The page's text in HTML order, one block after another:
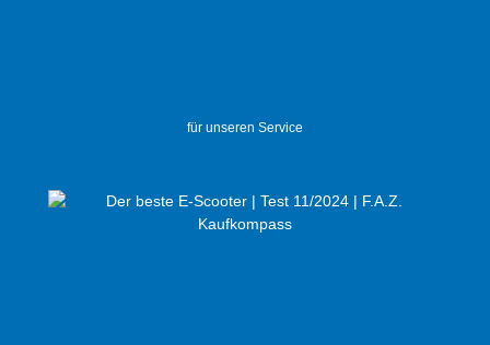
für unseren Service